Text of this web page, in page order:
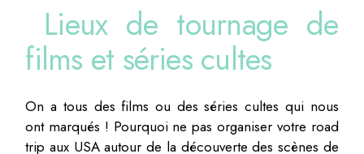
Lieux de tournage de
films et séries cultes
On a tous des films ou des séries cultes qui nous
ont marqués ! Pourquoi ne pas organiser votre road
trip aux USA autour de la découverte des scènes de